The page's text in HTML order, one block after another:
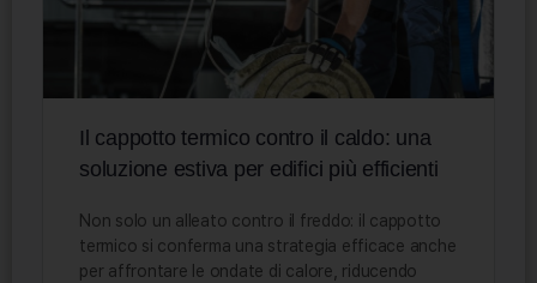
Il cappotto termico contro il caldo: una
soluzione estiva per edifici più efficienti
Non solo un alleato contro il freddo: il cappotto
termico si conferma una strategia efficace anche
per affrontare le ondate di calore, riducendo